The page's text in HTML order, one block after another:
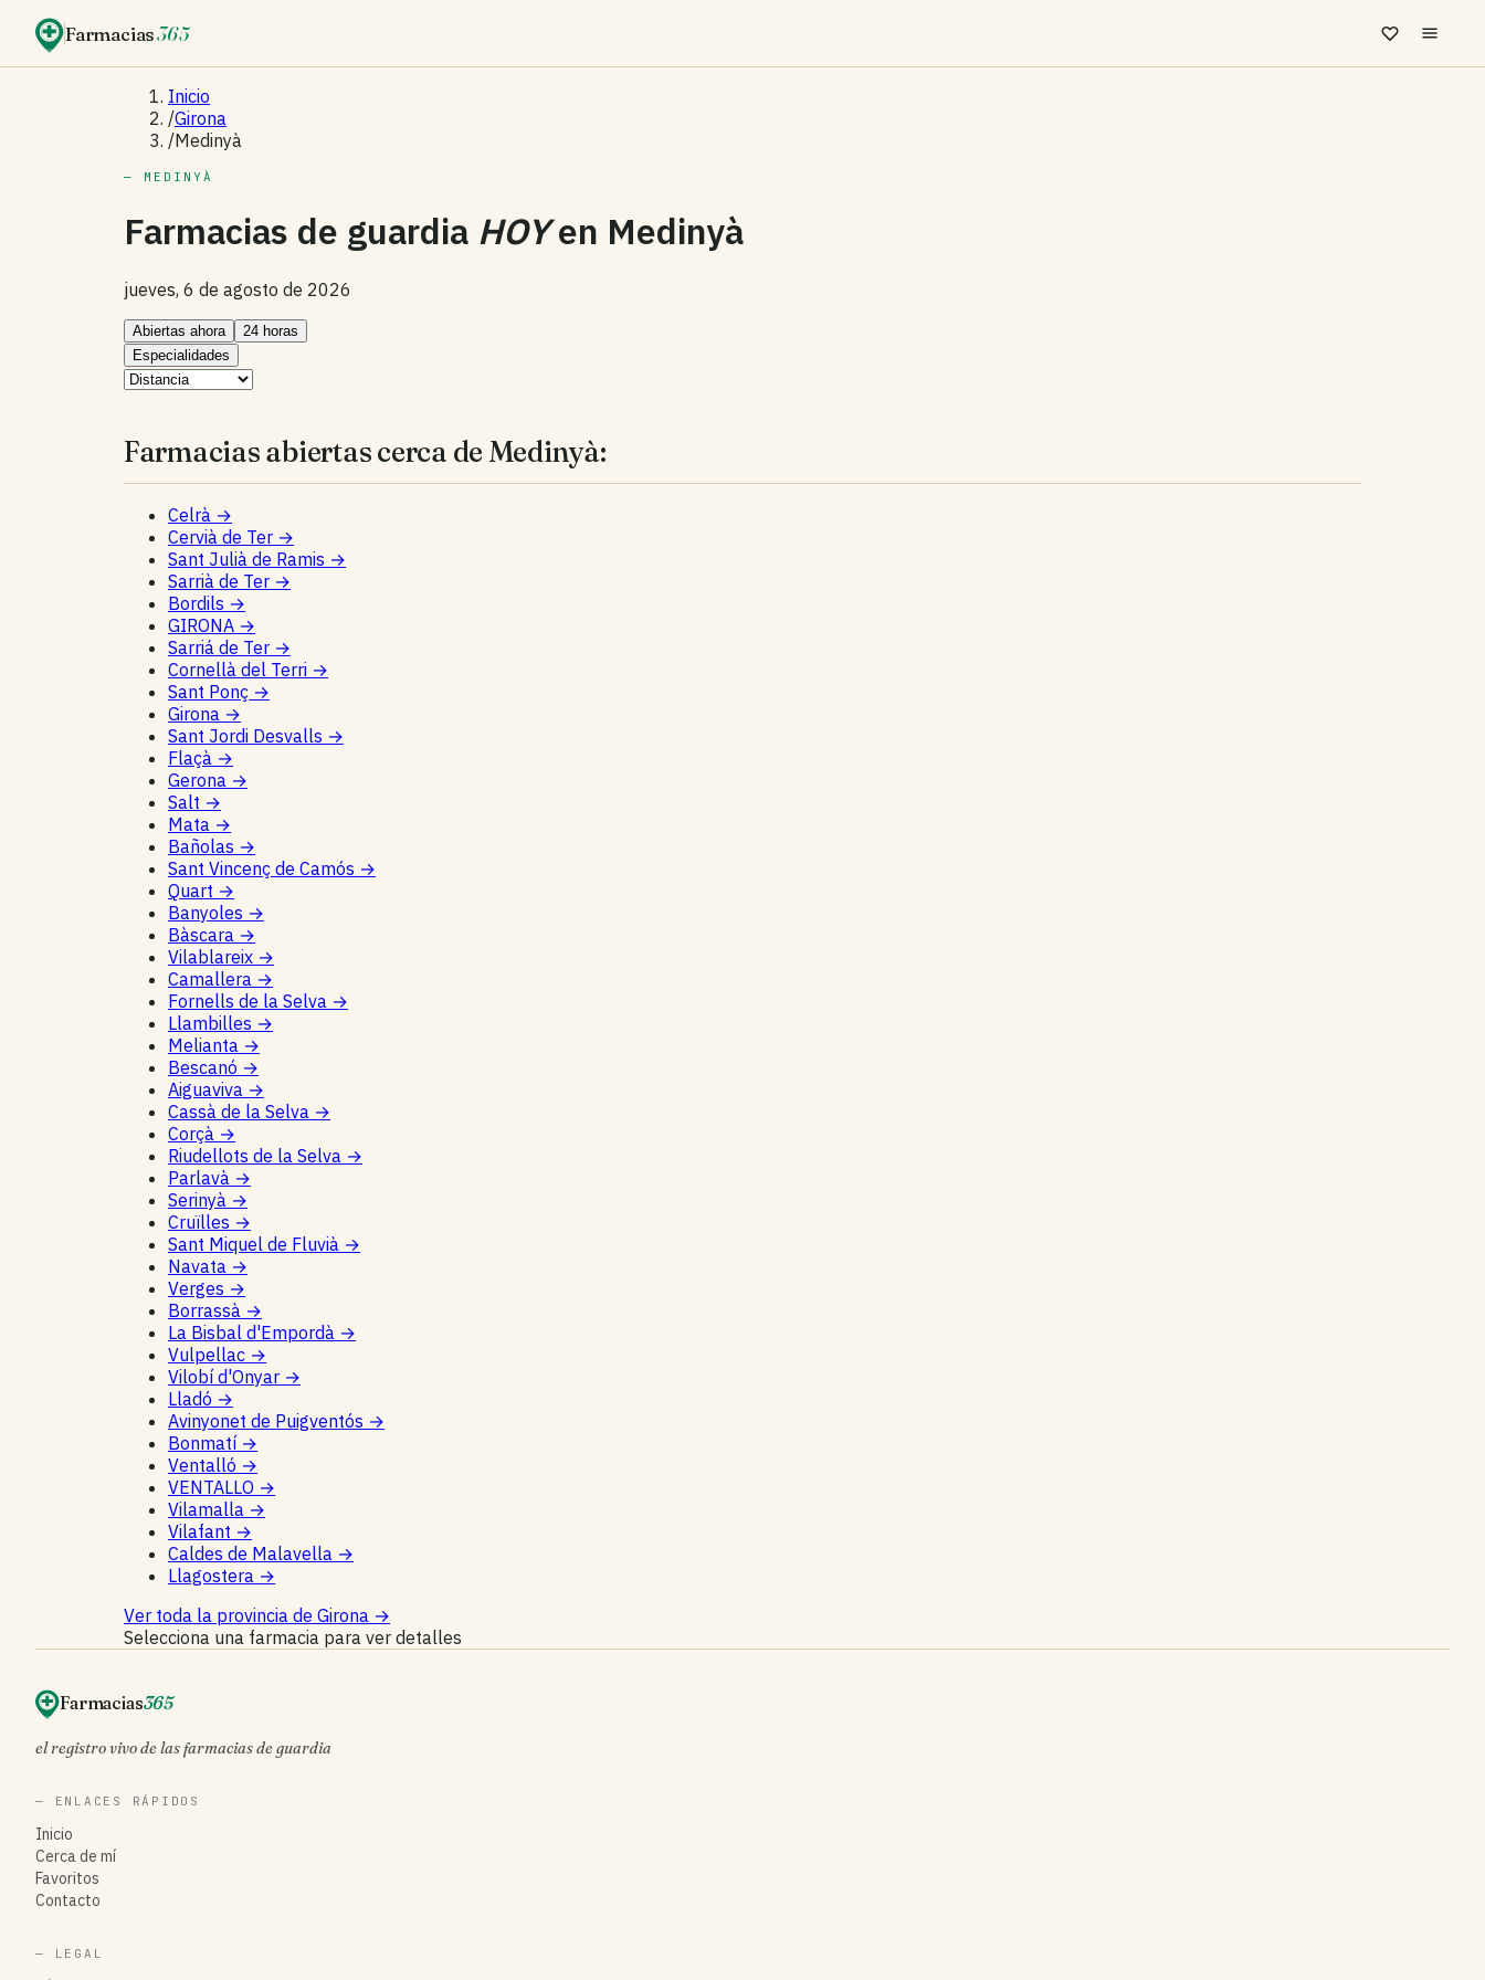
Farmacias365
Inicio
/Girona
/Medinyà
— MEDINYÀ
Farmacias de guardia HOYen Medinyà
jueves, 6 de agosto de 2026
Abiertas ahora
24 horas
Especialidades
Farmacias abiertas cerca de Medinyà:
Celrà →
Cervià de Ter →
Sant Julià de Ramis →
Sarrià de Ter →
Bordils →
GIRONA →
Sarriá de Ter →
Cornellà del Terri →
Sant Ponç →
Girona →
Sant Jordi Desvalls →
Flaçà →
Gerona →
Salt →
Mata →
Bañolas →
Sant Vincenç de Camós →
Quart →
Banyoles →
Bàscara →
Vilablareix →
Camallera →
Fornells de la Selva →
Llambilles →
Melianta →
Bescanó →
Aiguaviva →
Cassà de la Selva →
Corçà →
Riudellots de la Selva →
Parlavà →
Serinyà →
Cruïlles →
Sant Miquel de Fluvià →
Navata →
Verges →
Borrassà →
La Bisbal d'Empordà →
Vulpellac →
Vilobí d'Onyar →
Lladó →
Avinyonet de Puigventós →
Bonmatí →
Ventalló →
VENTALLO →
Vilamalla →
Vilafant →
Caldes de Malavella →
Llagostera →
Ver toda la provincia de Girona →
Selecciona una farmacia para ver detalles
Farmacias365
el registro vivo de las farmacias de guardia
— ENLACES RÁPIDOS
Inicio
Cerca de mí
Favoritos
Contacto
— LEGAL